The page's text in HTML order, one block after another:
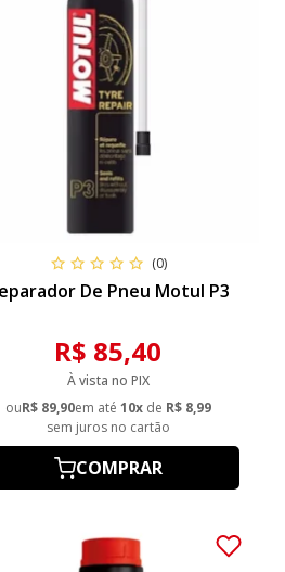
(0)
De Pneu Motul P3
R$ 85,40
À vista no PIX
ouR$ 89,90em até 10xde R$ 8,99
sem juros no cartão
COMPRAR